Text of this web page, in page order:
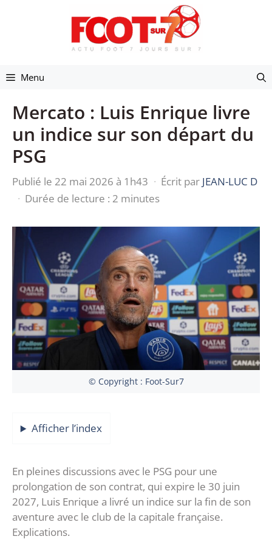
Menu
Mercato : Luis Enrique livre
un indice sur son départ du
PSG
Publié le 22 mai 2026 à 1h43 · Écrit par JEAN-LUC D
· Durée de lecture : 2 minutes
© Copyright : Foot-Sur7
Afficher l’index
En pleines discussions avec le PSG pour une
prolongation de son contrat, qui expire le 30 juin
2027, Luis Enrique a livré un indice sur la fin de son
aventure avec le club de la capitale française.
Explications.